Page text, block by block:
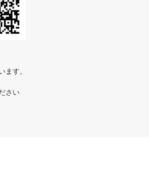
す。
さい